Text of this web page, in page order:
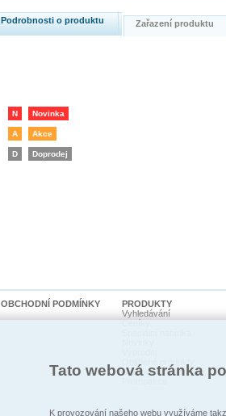
Podrobnosti o produktu Zařazení produktu
N Novinka
A Akce
D Doprodej
OBCHODNÍ PODMÍNKY
PRODUKTY
Vyhledávání
Nastavení hlídací psi
Tato webová stránka
K provozování našeho webu využíváme